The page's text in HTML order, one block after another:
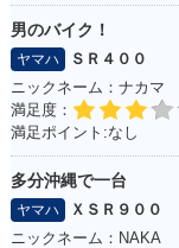
男のバイク！
ヤマハ
ＳＲ４００
ニックネーム：ナカマ
満足度：
満足ポイント:なし
多分沖縄で一台
ヤマハ
ＸＳＲ９００
ニックネーム：NAKA